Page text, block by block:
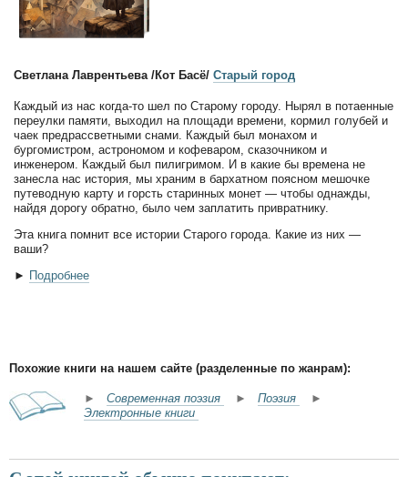
Светлана Лаврентьева /Кот Басё/ Старый город
Каждый из нас когда-то шел по Старому городу. Нырял в потаенные
переулки памяти, выходил на площади времени, кормил голубей и
чаек предрассветными снами. Каждый был монахом и
бургомистром, астрономом и кофеваром, сказочником и
инженером. Каждый был пилигримом. И в какие бы времена не
занесла нас история, мы храним в бархатном поясном мешочке
путеводную карту и горсть старинных монет — чтобы однажды,
найдя дорогу обратно, было чем заплатить привратнику.
Эта книга помнит все истории Старого города. Какие из них —
ваши?
► Подробнее
Похожие книги на нашем сайте (разделенные по жанрам):
► Современная поэзия ► Поэзия
►
Электронные книги